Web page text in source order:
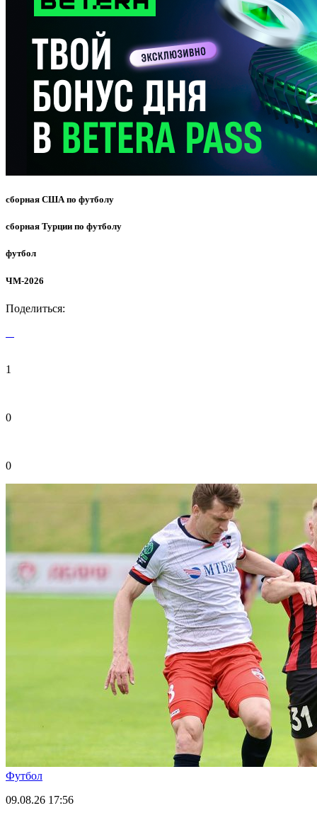
сборная США по футболу
сборная Турции по футболу
футбол
ЧМ-2026
Поделиться:
1
0
0
Футбол
09.08.26 17:56